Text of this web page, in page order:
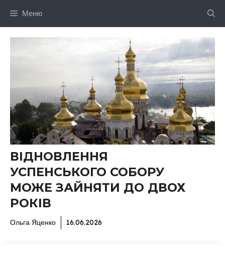
Меню
ВІДНОВЛЕННЯ
УСПЕНСЬКОГО СОБОРУ
МОЖЕ ЗАЙНЯТИ ДО ДВОХ
РОКІВ
Ольга Яценко 16.06.2026